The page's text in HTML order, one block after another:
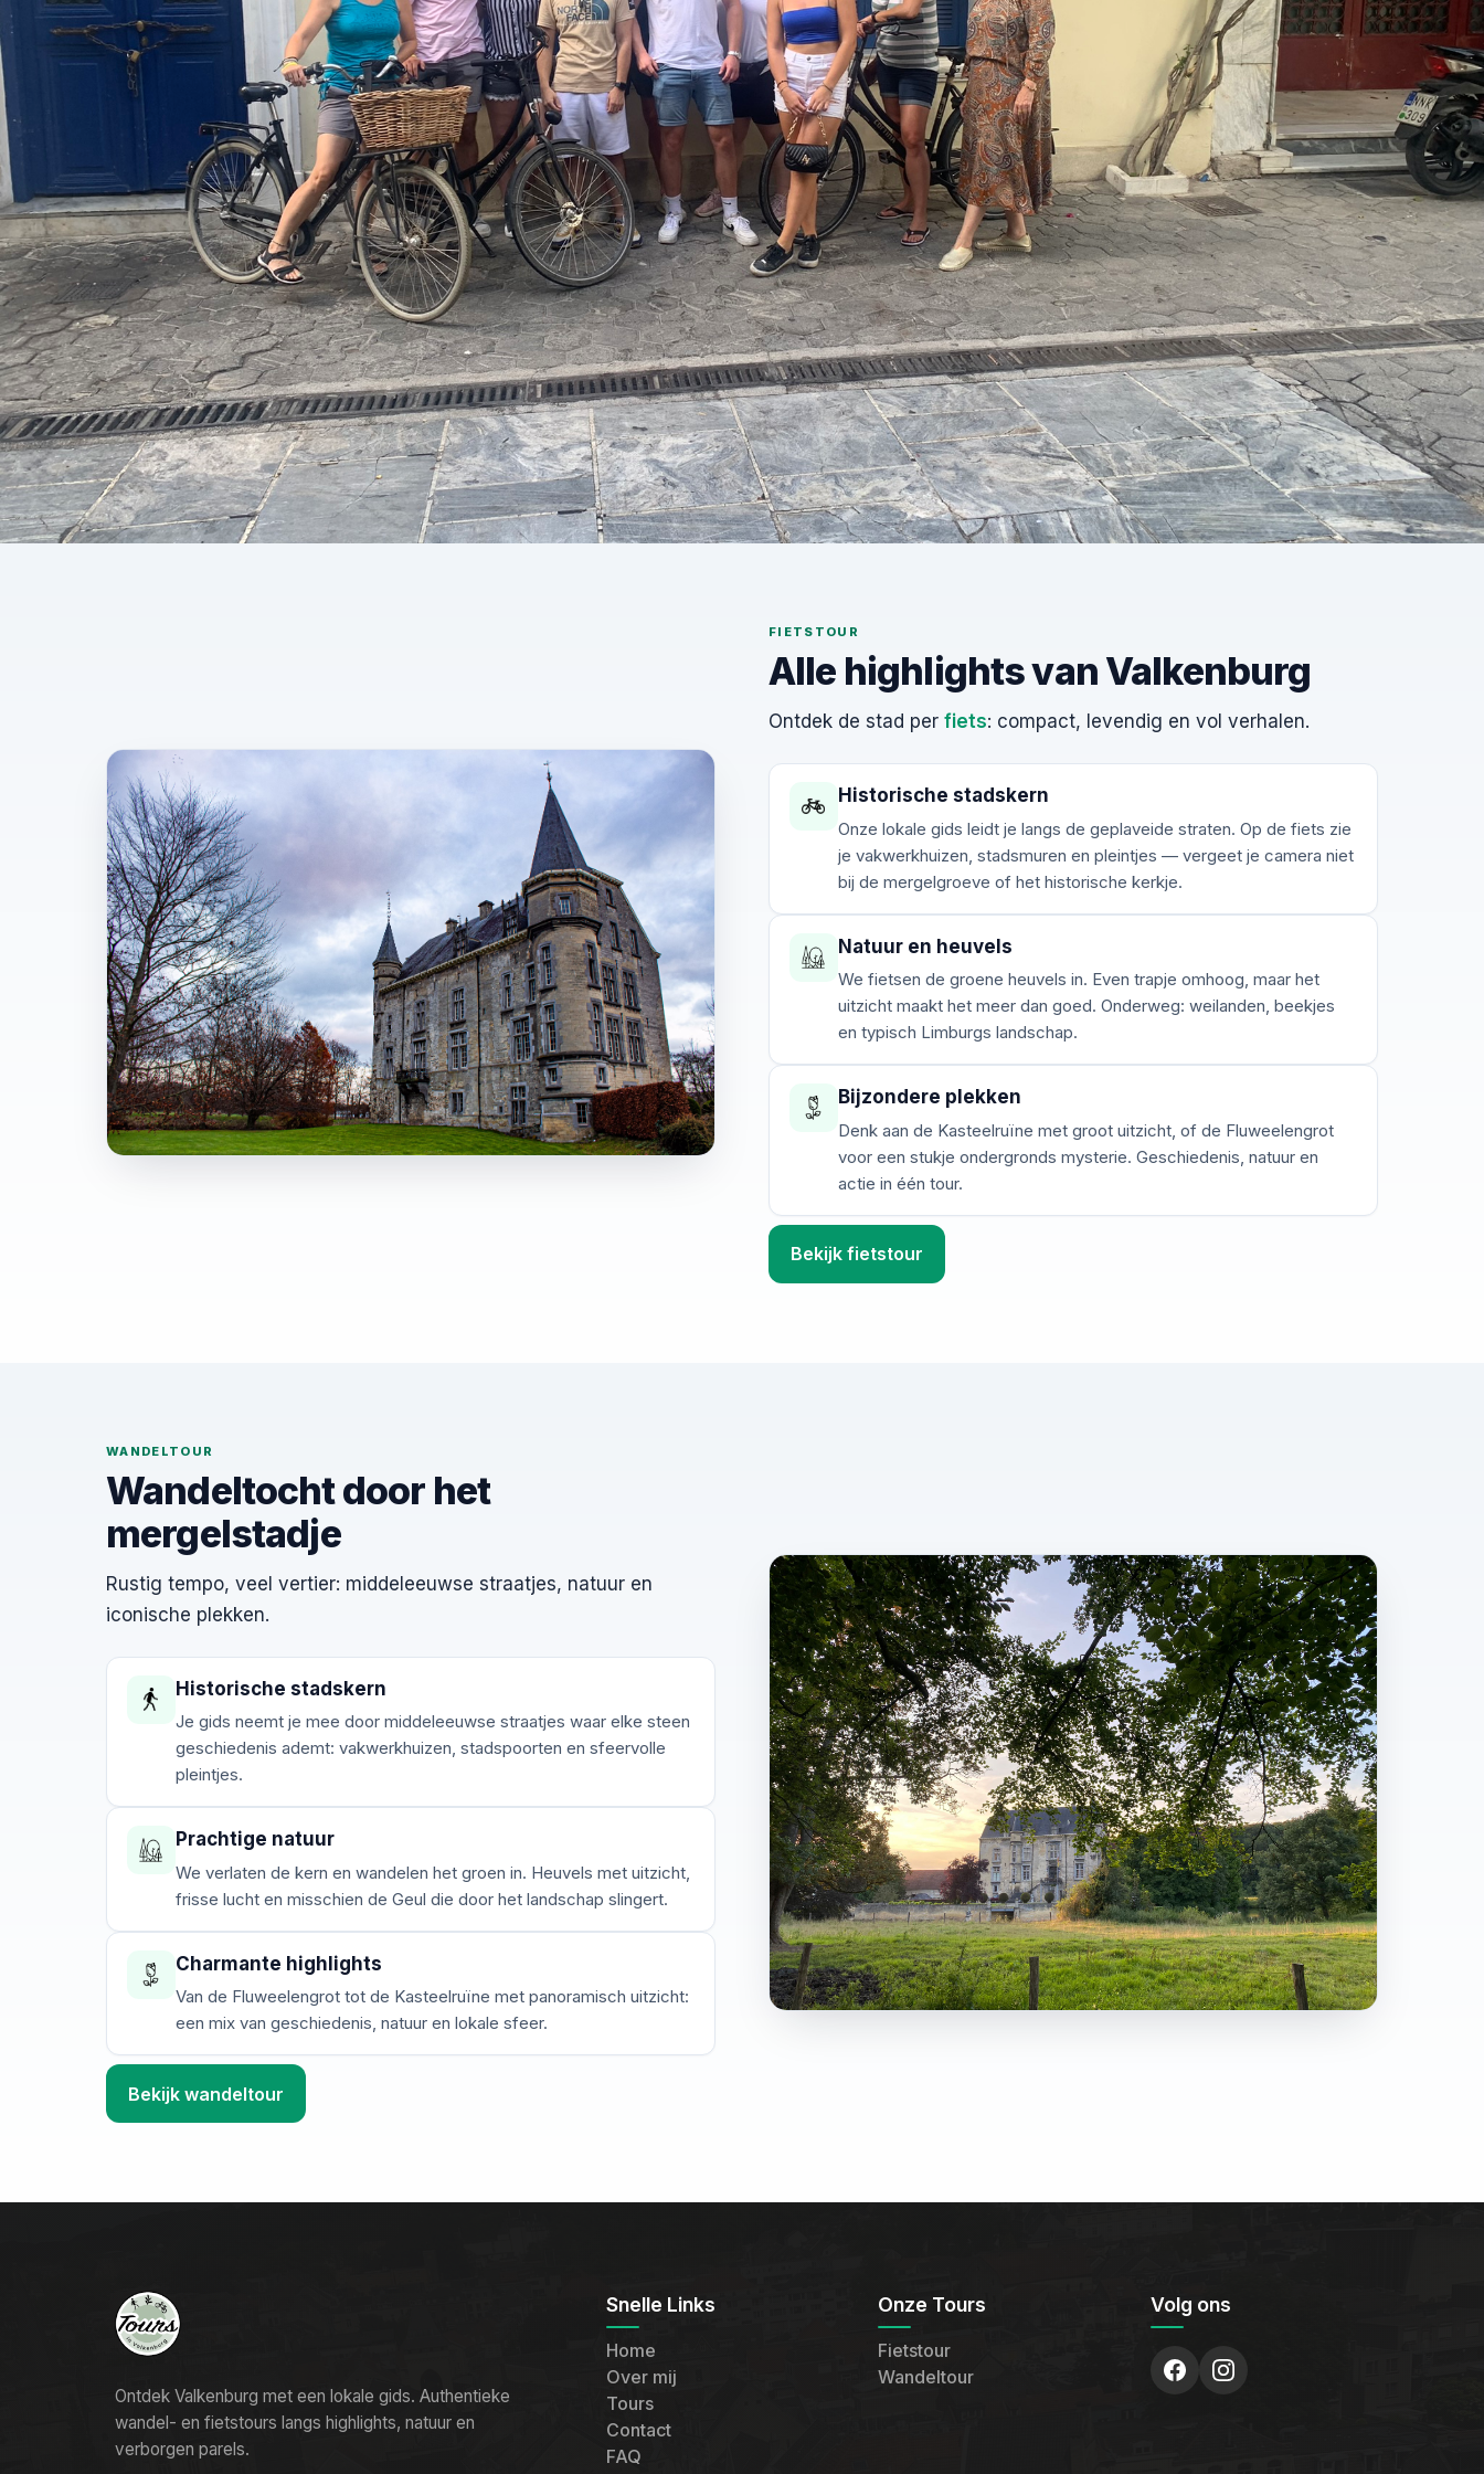
een local
Authentieke wandel- en fietstours langs highlights, natuur
en verborgen parels — met een gids die de stad kent.
FIETSTOUR
Alle highlights van Valkenburg
Ontdek de stad per fiets: compact, levendig en vol verhalen.
Historische stadskern
Onze lokale gids leidt je langs de geplaveide straten. Op de fiets zie
je vakwerkhuizen, stadsmuren en pleintjes — vergeet je camera niet
bij de mergelgroeve of het historische kerkje.
Natuur en heuvels
We fietsen de groene heuvels in. Even trapje omhoog, maar het
uitzicht maakt het meer dan goed. Onderweg: weilanden, beekjes
en typisch Limburgs landschap.
Bijzondere plekken
Denk aan de Kasteelruïne met groot uitzicht, of de Fluweelengrot
voor een stukje ondergronds mysterie. Geschiedenis, natuur en
actie in één tour.
Bekijk fietstour
WANDELTOUR
Wandeltocht door het
mergelstadje
Rustig tempo, veel vertier: middeleeuwse straatjes, natuur en
iconische plekken.
Historische stadskern
Je gids neemt je mee door middeleeuwse straatjes waar elke steen
geschiedenis ademt: vakwerkhuizen, stadspoorten en sfeervolle
pleintjes.
Prachtige natuur
We verlaten de kern en wandelen het groen in. Heuvels met uitzicht,
frisse lucht en misschien de Geul die door het landschap slingert.
Charmante highlights
Van de Fluweelengrot tot de Kasteelruïne met panoramisch uitzicht:
een mix van geschiedenis, natuur en lokale sfeer.
Bekijk wandeltour
Ontdek Valkenburg met een lokale gids. Authentieke
wandel- en fietstours langs highlights, natuur en
verborgen parels.
Snelle Links
Home
Over mij
Tours
Contact
FAQ
Onze Tours
Fietstour
Wandeltour
Volg ons